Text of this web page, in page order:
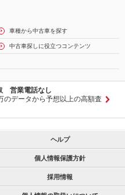
車種から中古車を探す
中古車探しに役立つコンテンツ
営業電話なし
のデータから予想以上の高額査
ヘルプ
個人情報保護方針
採用情報